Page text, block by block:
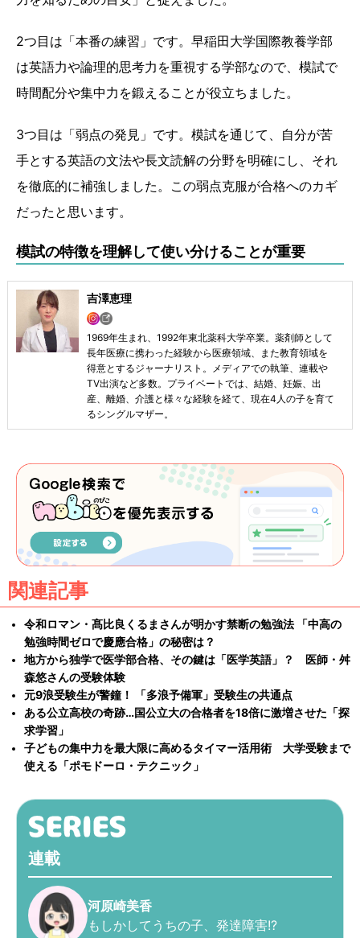
2つ目は「本番の練習」です。早稲田大学国際教養学部
は英語力や論理的思考力を重視する学部なので、模試で
時間配分や集中力を鍛えることが役立ちました。
3つ目は「弱点の発見」です。模試を通じて、自分が苦
手とする英語の文法や長文読解の分野を明確にし、それ
を徹底的に補強しました。この弱点克服が合格へのカギ
だったと思います。
模試の特徴を理解して使い分けることが重要
吉澤恵理
1969年生まれ、1992年東北薬科大学卒業。薬剤師として
長年医療に携わった経験から医療領域、また教育領域を
得意とするジャーナリスト。メディアでの執筆、連載や
TV出演など多数。プライベートでは、結婚、妊娠、出
産、離婚、介護と様々な経験を経て、現在4人の子を育て
るシングルマザー。
関連記事
令和ロマン・髙比良くるまさんが明かす禁断の勉強法 「中高の
勉強時間ゼロで慶應合格」の秘密は？
地方から独学で医学部合格、その鍵は「医学英語」？ 医師・舛
森悠さんの受験体験
元9浪受験生が警鐘！ 「多浪予備軍」受験生の共通点
ある公立高校の奇跡…国公立大の合格者を18倍に激増させた「探
求学習」
子どもの集中力を最大限に高めるタイマー活用術 大学受験まで
使える「ポモドーロ・テクニック」
連載
河原崎美香
もしかしてうちの子、発達障害!?